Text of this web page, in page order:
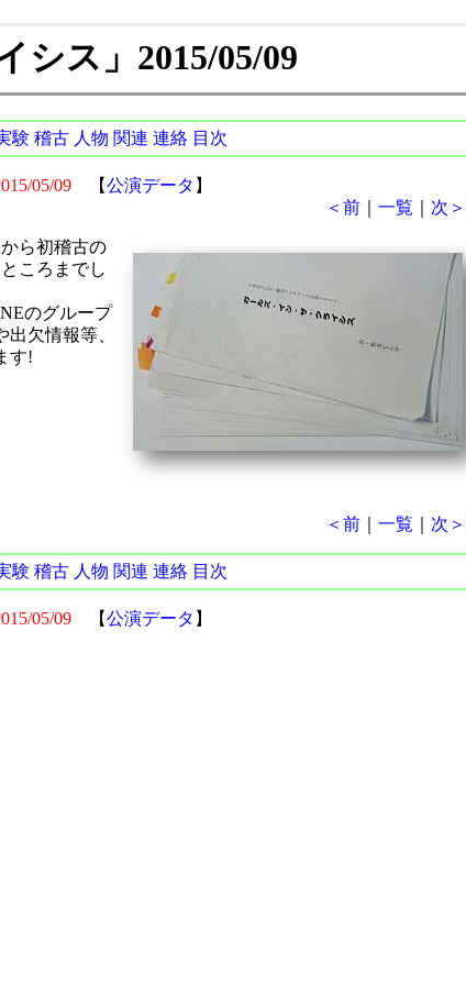
ス」2015/05/09
験 稽古 人物 関連 連絡 目次
05/09【公演データ 】
＜前 ｜一覧 次＞
ら初稽古の
ころまでし
のグループ
欠情報等、
す!
＜前 ｜一覧 次＞
験 稽古 人物 関連 連絡 目次
05/09【公演データ 】